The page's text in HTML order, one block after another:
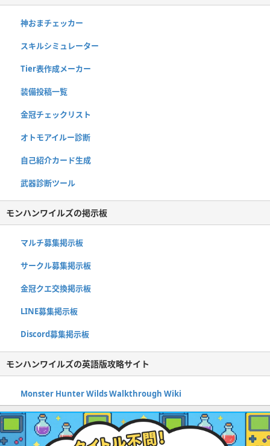
神おまチェッカー
スキルシミュレーター
Tier表作成メーカー
装備投稿一覧
金冠チェックリスト
オトモアイルー診断
自己紹介カード生成
武器診断ツール
モンハンワイルズの掲示板
マルチ募集掲示板
サークル募集掲示板
金冠クエ交換掲示板
LINE募集掲示板
Discord募集掲示板
モンハンワイルズの英語版攻略サイト
Monster Hunter Wilds Walkthrough Wiki